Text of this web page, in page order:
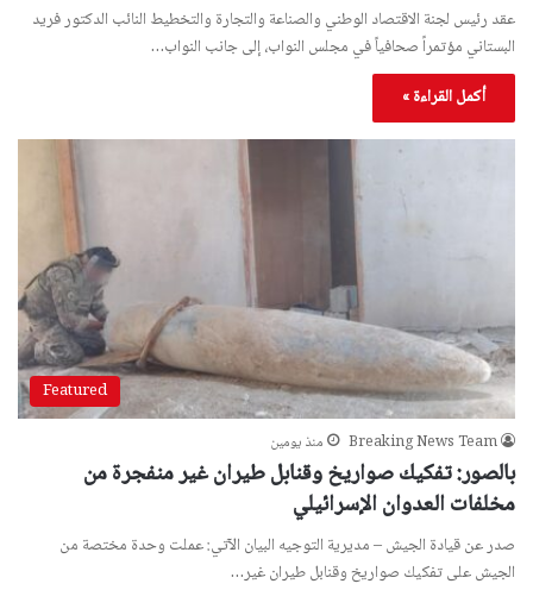
عقد رئيس لجنة الاقتصاد الوطني والصناعة والتجارة والتخطيط النائب الدكتور فريد
البستاني مؤتمراً صحافياً في مجلس النواب، إلى جانب النواب…
أكمل القراءة »
Featured
Breaking News Team منذ يومين
بالصور: تفكيك صواريخ وقنابل طيران غير منفجرة من
مخلفات العدوان الإسرائيلي
صدر عن قيادة الجيش – مديرية التوجيه البيان الآتي: عملت وحدة مختصة من
الجيش على تفكيك صواريخ وقنابل طيران غير…